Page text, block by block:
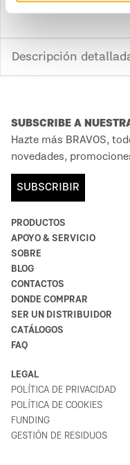
Descripción
PRODUCTOS
APOYO & SERVICIO
SOBRE
BLOG
CONTACTOS
DONDE COMPRAR
SER UN DISTRIBUIDOR
CATÁLOGOS
FAQ
LEGAL
POLÍTICA DE PRIVACIDAD
POLÍTICA DE COOKIES
FUNDING
GESTIÓN DE RESIDUOS
SUBSCRIBE A
Hazte más BRAVOS,
novedades,
SUBSCRIBIR